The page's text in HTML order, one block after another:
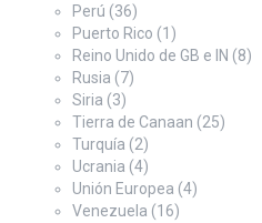
Perú (36)
Puerto Rico (1)
Reino Unido de GB e IN (8)
Rusia (7)
Siria (3)
Tierra de Canaan (25)
Turquía (2)
Ucrania (4)
Unión Europea (4)
Venezuela (16)